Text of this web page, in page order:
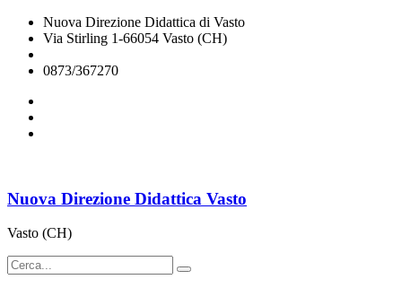
Nuova Direzione Didattica di Vasto
Via Stirling 1-66054 Vasto (CH)
0873/367270
Nuova Direzione Didattica Vasto
Vasto (CH)